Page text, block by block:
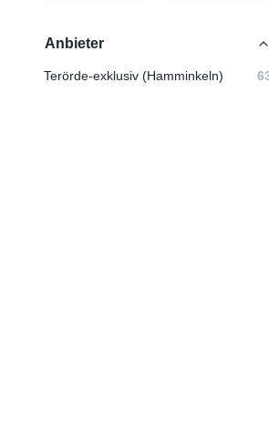
Anbieter
Terörde-exklusiv (Hamminkeln)